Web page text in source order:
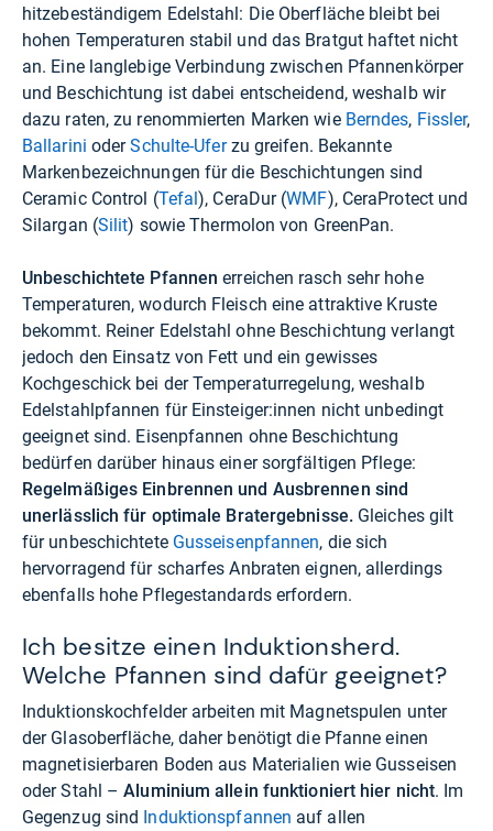
hitzebeständigem Edelstahl: Die Oberfläche bleibt bei
hohen Temperaturen stabil und das Bratgut haftet nicht
an. Eine langlebige Verbindung zwischen Pfannenkörper
und Beschichtung ist dabei entscheidend, weshalb wir
dazu raten, zu renommierten Marken wie Berndes, Fissler,
Ballarini oderSchulte-Uferzu greifen. Bekannte
Markenbezeichnungen für die Beschichtungen sind
Ceramic Control (Tefal), CeraDur (WMF), CeraProtect und
Silargan (Silit) sowie Thermolon von GreenPan.
Unbeschichtete Pfannen erreichen rasch sehr hohe
Temperaturen, wodurch Fleisch eine attraktive Kruste
bekommt. Reiner Edelstahl ohne Beschichtung verlangt
jedoch den Einsatz von Fett und ein gewisses
Kochgeschick bei der Temperaturregelung, weshalb
Edelstahlpfannen für Einsteiger:innen nicht unbedingt
geeignet sind. Eisenpfannen ohne Beschichtung
bedürfen darüber hinaus einer sorgfältigen Pflege:
Regelmäßiges Einbrennen und Ausbrennen sind
unerlässlich für optimale Bratergebnisse.Gleiches gilt
für unbeschichtete Gusseisenpfannen, die sich
hervorragend für scharfes Anbraten eignen, allerdings
ebenfalls hohe Pflegestandards erfordern.
Ich besitze einen Induktionsherd.
Welche Pfannen sind dafür geeignet?
Induktionskochfelder arbeiten mit Magnetspulen unter
der Glasoberfläche, daher benötigt die Pfanne einen
magnetisierbaren Boden aus Materialien wie Gusseisen
oder Stahl –Aluminium allein funktioniert hier nicht. Im
Gegenzug sind Induktionspfannen auf allen